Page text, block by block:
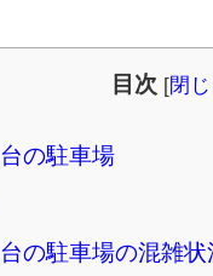
目次 [閉
の駐車場
の駐車場の混雑状